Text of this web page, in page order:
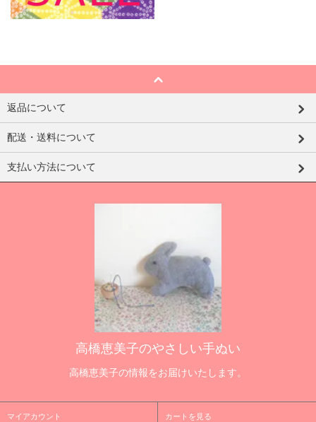
返品について
配送・送料について
支払い方法について
高橋恵美子のやさしい手ぬい
高橋恵美子の情報をお届けいたします。
マイアカウント カートを見る